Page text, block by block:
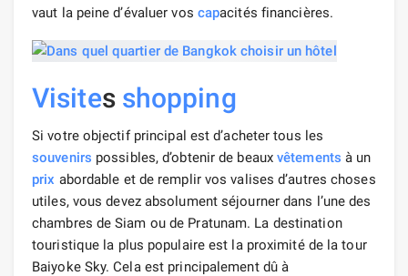
vaut la peine d’évaluer vos capacités financières.
Visites shopping
Si votre objectif principal est d’acheter tous les
souvenirs possibles, d’obtenir de beauxvêtements à un
prix abordable et de remplir vos valises d’autres choses
utiles, vous devez absolument séjourner dans l’une des
chambres de Siam ou de Pratunam. La destination
touristique la plus populaire est la proximité de la tour
Baiyoke Sky. Cela est principalement dû à